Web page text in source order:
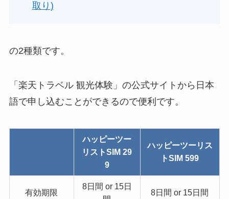
取り)
の2種類です。
「楽天トラベル 観光体験」の公式サイトから日本
語で申し込むことができるので便利です。
ハッピーツー
リストSIM 29
9
ハッピーツーリス
トSIM 599
有効期限
8日間 or 15日
8日間 or 15日間